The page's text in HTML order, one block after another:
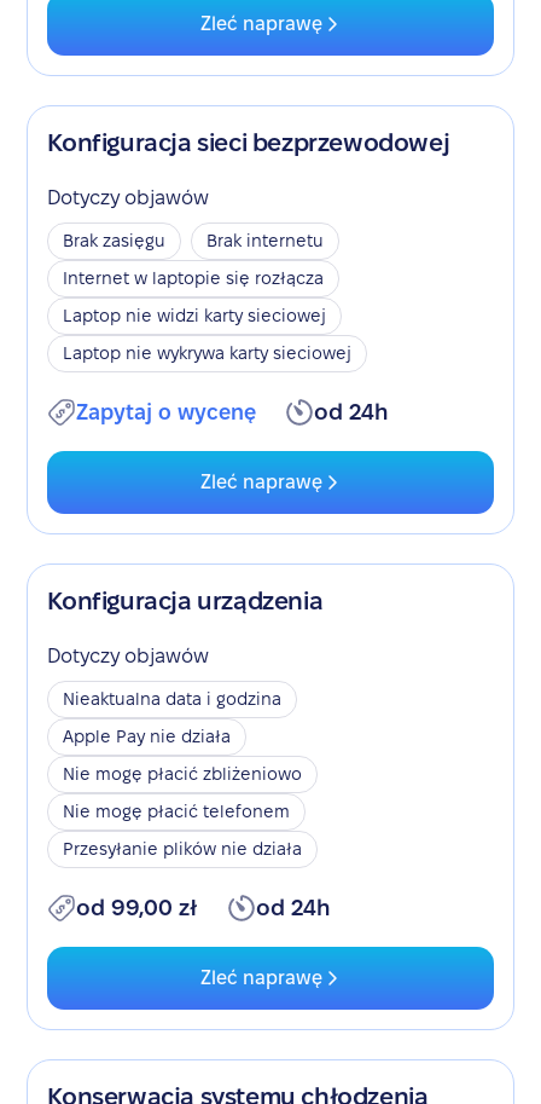
Zleć naprawę
Konfiguracja sieci bezprzewodowej
Dotyczy objawów
Brak zasięgu
Brak internetu
Internet w laptopie się rozłącza
Laptop nie widzi karty sieciowej
Laptop nie wykrywa karty sieciowej
Zapytaj o wycenę od 24h
Zleć naprawę
Konfiguracja urządzenia
Dotyczy objawów
Nieaktualna data i godzina
Apple Pay nie działa
Nie mogę płacić zbliżeniowo
Nie mogę płacić telefonem
Przesyłanie plików nie działa
od 99,00 zł od 24h
Zleć naprawę
Konserwacja systemu chłodzenia